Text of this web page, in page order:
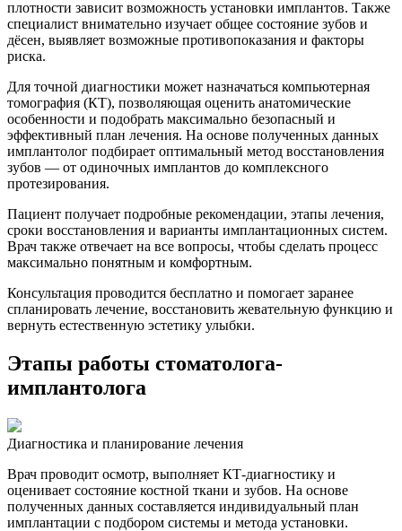
плотности зависит возможность установки имплантов. Также
специалист внимательно изучает общее состояние зубов и
дёсен, выявляет возможные противопоказания и факторы
риска.
Для точной диагностики может назначаться компьютерная
томография (КТ), позволяющая оценить анатомические
особенности и подобрать максимально безопасный и
эффективный план лечения. На основе полученных данных
имплантолог подбирает оптимальный метод восстановления
зубов — от одиночных имплантов до комплексного
протезирования.
Пациент получает подробные рекомендации, этапы лечения,
сроки восстановления и варианты имплантационных систем.
Врач также отвечает на все вопросы, чтобы сделать процесс
максимально понятным и комфортным.
Консультация проводится бесплатно и помогает заранее
спланировать лечение, восстановить жевательную функцию и
вернуть естественную эстетику улыбки.
Этапы работы стоматолога-
имплантолога
Диагностика и планирование лечения
Врач проводит осмотр, выполняет КТ-диагностику и
оценивает состояние костной ткани и зубов. На основе
полученных данных составляется индивидуальный план
имплантации с подбором системы и метода установки.